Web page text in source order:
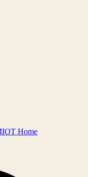
Home